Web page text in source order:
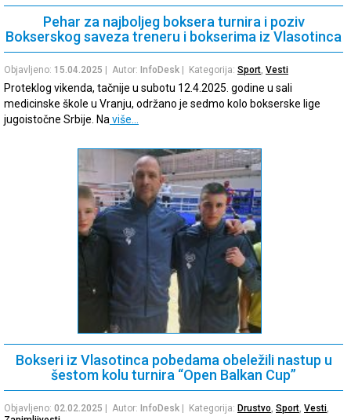
Pehar za najboljeg boksera turnira i poziv
Bokserskog saveza treneru i bokserima iz Vlasotinca
Objavljeno: 15.04.2025 | Autor: InfoDesk | Kategorija: Sport, Vesti
Proteklog vikenda, tačnije u subotu 12.4.2025. godine u sali
medicinske škole u Vranju, održano je sedmo kolo bokserske lige
jugoistočne Srbije. Na više…
Bokseri iz Vlasotinca pobedama obeležili nastup u
šestom kolu turnira “Open Balkan Cup”
Objavljeno: 02.02.2025 | Autor: InfoDesk | Kategorija: Drustvo, Sport, Vesti,